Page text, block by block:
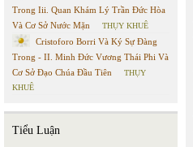
Trong Iii. Quan Khám Lý Trần Đức Hòa
Và Cơ Sở Nước Mặn
THỤY KHUÊ
Cristoforo Borri Và Ký Sự Đàng
Trong - II. Minh Đức Vương Thái Phi Và
Cơ Sở Đạo Chúa Đầu Tiên
THỤY
KHUÊ
Tiểu Luận